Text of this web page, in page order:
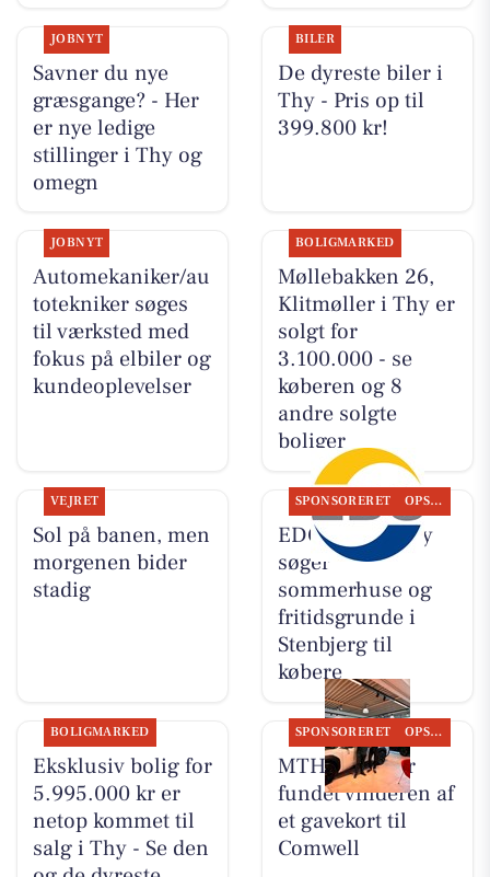
JOBNYT
Savner du nye
græsgange? - Her
er nye ledige
stillinger i Thy og
omegn
BILER
De dyreste biler i
Thy - Pris op til
399.800 kr!
JOBNYT
Automekaniker/au
totekniker søges
til værksted med
fokus på elbiler og
kundeoplevelser
BOLIGMARKED
Møllebakken 26,
Klitmøller i Thy er
solgt for
3.100.000 - se
køberen og 8
andre solgte
boliger
VEJRET
Sol på banen, men
morgenen bider
stadig
SPONSORERET OPSLAGSTAVLEN
EDC Hurup Thy
søger
sommerhuse og
fritidsgrunde i
Stenbjerg til
købere
BOLIGMARKED
Eksklusiv bolig for
5.995.000 kr er
netop kommet til
salg i Thy - Se den
SPONSORERET OPSLAGSTAVLEN
MTH Biler har
fundet vinderen af
et gavekort til
Comwell